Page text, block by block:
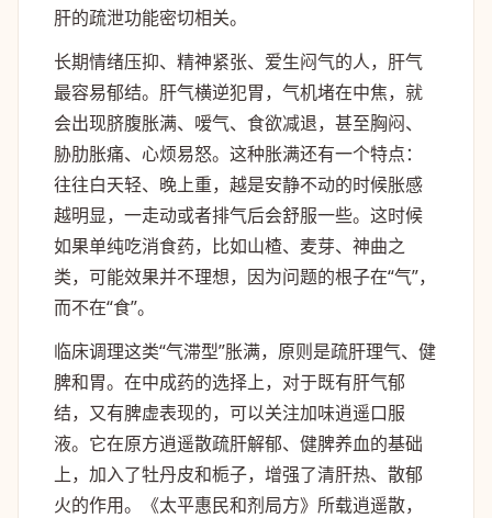
肝的疏泄功能密切相关。
长期情绪压抑、精神紧张、爱生闷气的人，肝气
最容易郁结。肝气横逆犯胃，气机堵在中焦，就
会出现脐腹胀满、嗳气、食欲减退，甚至胸闷、
胁肋胀痛、心烦易怒。这种胀满还有一个特点：
往往白天轻、晚上重，越是安静不动的时候胀感
越明显，一走动或者排气后会舒服一些。这时候
如果单纯吃消食药，比如山楂、麦芽、神曲之
类，可能效果并不理想，因为问题的根子在“气”，
而不在“食”。
临床调理这类“气滞型”胀满，原则是疏肝理气、健
脾和胃。在中成药的选择上，对于既有肝气郁
结，又有脾虚表现的，可以关注加味逍遥口服
液。它在原方逍遥散疏肝解郁、健脾养血的基础
上，加入了牡丹皮和栀子，增强了清肝热、散郁
火的作用。《太平惠民和剂局方》所载逍遥散，